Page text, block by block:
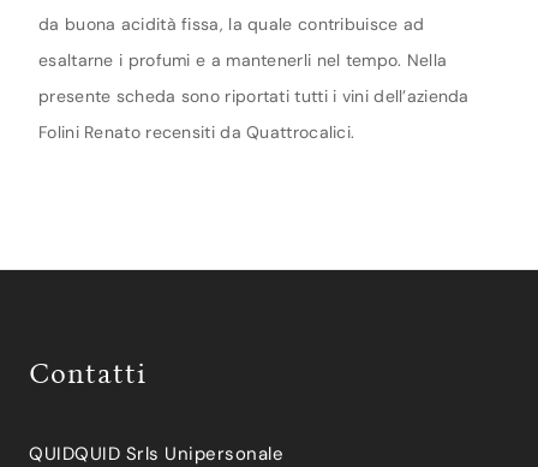
da buona acidità fissa, la quale contribuisce ad
esaltarne i profumi e a mantenerli nel tempo. Nella
presente scheda sono riportati tutti i vini dell’azienda
Folini Renato recensiti da Quattrocalici.
Contatti
QUIDQUID Srls Unipersonale